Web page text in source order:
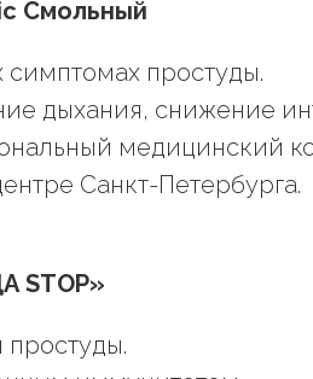
Смольный
простуды.
дыхания, снижение
медицинский
Санкт-Петербурга.
STOP»
простуды.